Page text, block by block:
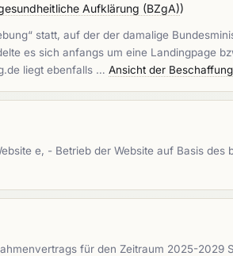
Aufklärung (BZgA))
statt, auf der der damalige
es sich anfangs um eine Landingpage
liegt ebenfalls … Ansicht der
e, - Betrieb der Website auf Basis des
für den Zeitraum 2025-2029